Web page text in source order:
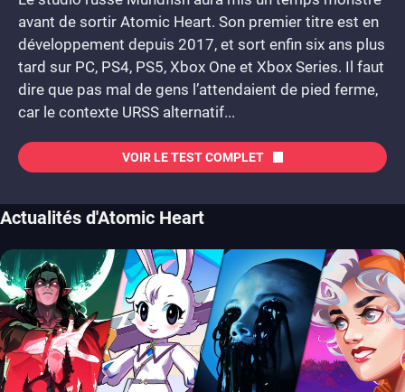
avant de sortir Atomic Heart. Son premier titre est en
développement depuis 2017, et sort enfin six ans plus
tard sur PC, PS4, PS5, Xbox One et Xbox Series. Il faut
dire que pas mal de gens l’attendaient de pied ferme,
car le contexte URSS alternatif...
VOIR LE TEST COMPLET
Actualités d'Atomic Heart